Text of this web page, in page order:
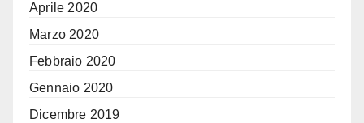
Aprile 2020
Marzo 2020
Febbraio 2020
Gennaio 2020
Dicembre 2019